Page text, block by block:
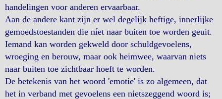
handelingen voor anderen ervaarbaar.
Aan de andere kant zijn er wel degelijk heftige, innerlijke
gemoedstoestanden die níet naar buiten toe worden geuit.
Iemand kan worden gekweld door schuldgevoelens,
wroeging en berouw, maar ook heimwee, waarvan niets
naar buiten toe zichtbaar hoeft te worden.
De betekenis van het woord 'emotie' is zo algemeen, dat
het in verband met gevoelens een nietszeggend woord is;